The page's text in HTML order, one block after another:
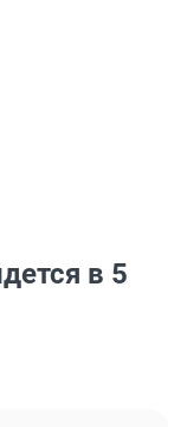
в 5